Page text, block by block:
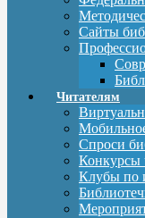
Сайты
Читателям
Спроси
Конкурсы
Клубы по